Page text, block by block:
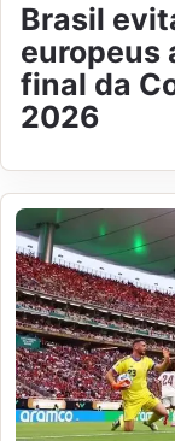
Brasil
europeus
final da
2026